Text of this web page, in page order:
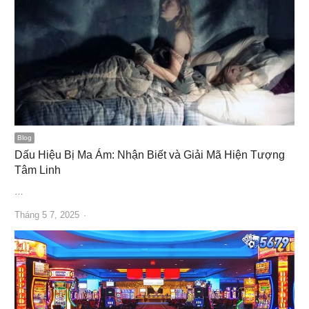
Blog
Dấu Hiệu Bị Ma Ám: Nhận Biết và Giải Mã Hiện Tượng
Tâm Linh
Tháng 5 7, 2025